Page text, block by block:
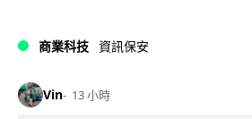
商業科技 資訊保安
Vin 13 小時